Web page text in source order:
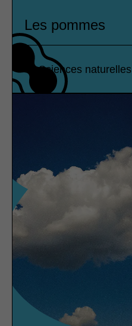
Les pommes
Sciences naturelles